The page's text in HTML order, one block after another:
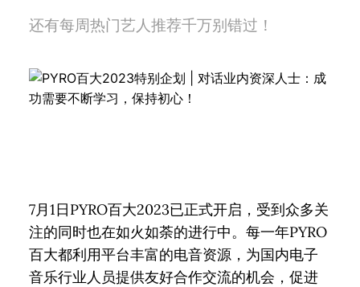
还有每周热门艺人推荐千万别错过！
7月1日PYRO百大2023已正式开启，受到众多关
注的同时也在如火如荼的进行中。每一年PYRO
百大都利用平台丰富的电音资源，为国内电子
音乐行业人员提供友好合作交流的机会，促进